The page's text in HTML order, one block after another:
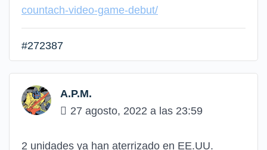
countach-video-game-debut/
#272387
A.P.M.
27 agosto, 2022 a las 23:59
2 unidades ya han aterrizado en EE.UU.